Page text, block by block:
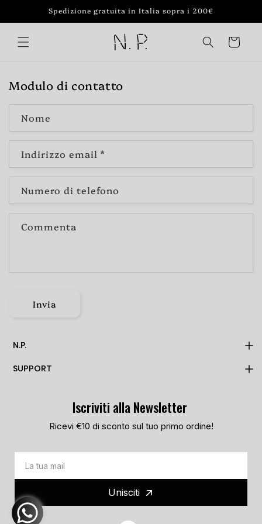
direttamente
ai contenuti
Spedizione gratuita in Italia sopra i 200€
Carrello
Modulo di contatto
Nome
Indirizzo email *
Numero di telefono
Commenta
Invia
N.P.
TRACKING PAGE
STORES
SUPPORT
PRIVACY POLICY
COOKIE POLICY
ARCHIVE
CONTACT
Iscriviti alla Newsletter
Ricevi €10 di sconto sul tuo primo ordine!
Unisciti